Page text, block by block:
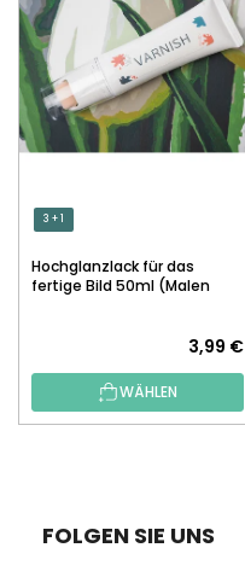
3 + 1
Hochglanzlack für das
fertige Bild 50ml (Malen
3,99 €
WÄHLEN
FOLGEN SIE UNS